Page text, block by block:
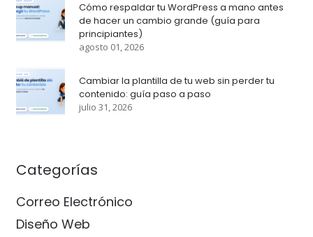
Cómo respaldar tu WordPress a mano antes
de hacer un cambio grande (guía para
principiantes)
agosto 01, 2026
Cambiar la plantilla de tu web sin perder tu
contenido: guía paso a paso
julio 31, 2026
Categorías
Correo Electrónico
Diseño Web